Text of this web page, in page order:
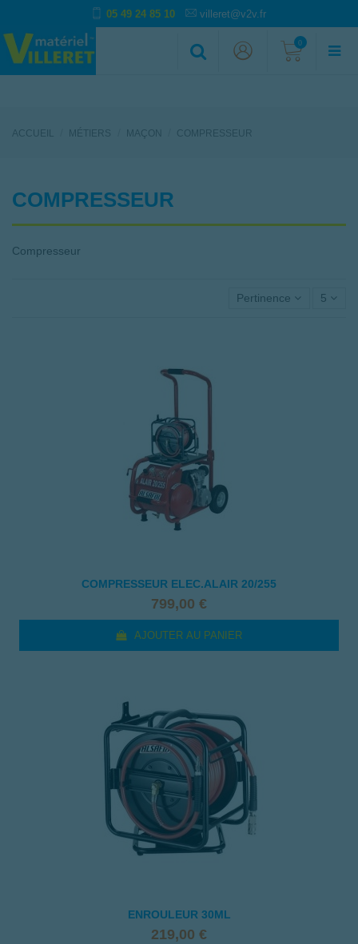
05 49 24 85 10 villeret@v2v.fr
0
ACCUEIL MÉTIERS MAÇON COMPRESSEUR
COMPRESSEUR
Compresseur
Pertinence 5
COMPRESSEUR ELEC.ALAIR 20/255
799,00 €
AJOUTER AU PANIER
ENROULEUR 30ML
219,00 €